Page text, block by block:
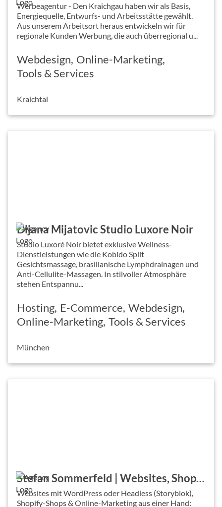
Werbeagentur - Den Kraichgau haben wir als Basis,
Energiequelle, Entwurfs- und Arbeitsstätte gewählt.
Aus unserem Arbeitsort heraus entwickeln wir für
regionale Kunden Werbung, die auch überregional u...
Webdesign Online-Marketing
Tools & Services
Kraichtal
Dijana Mijatovic Studio Luxore Noir
Studio Luxoré Noir bietet exklusive Wellness-
Dienstleistungen wie die Kobido Split
Gesichtsmassage, brasilianische Lymphdrainagen und
Anti-Cellulite-Massagen. In stilvoller Atmosphäre
stehen Entspannu...
Hosting E-Commerce Webdesign
Online-Marketing Tools & Services
München
Stefan Sommerfeld | Websites, Shops & Marketing
Websites mit WordPress oder Headless (Storyblok),
Shopify-Shops & Online-Marketing aus einer Hand: